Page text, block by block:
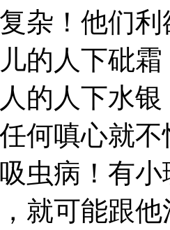
杂！他们
的人下砒霜
的人下水银
何嗔心就
虫病！有
就可能跟